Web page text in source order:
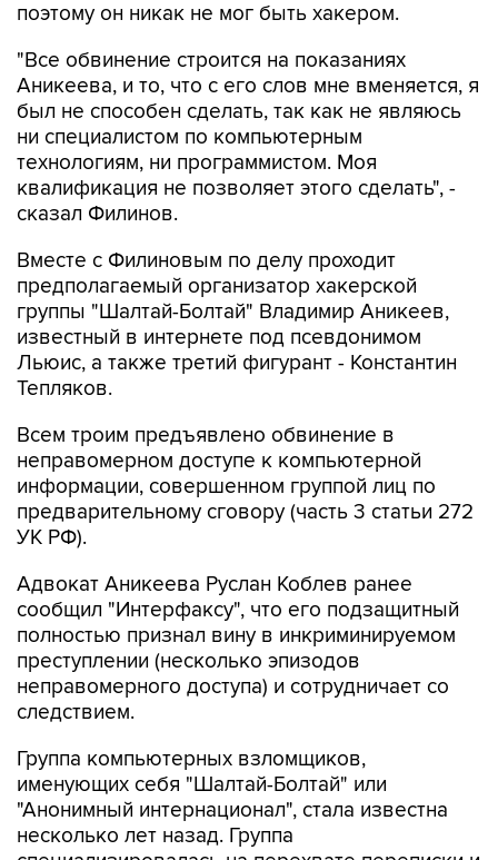
"Все обвинение строится на показаниях
был не способен сделать, так как не являюсь
ни специалистом по компьютерным
технологиям, ни программистом. Моя
квалификация не позволяет этого сделать", -
сказал Филинов.
Вместе с Филиновым по делу проходит
группы "Шалтай-Болтай" Владимир Аникеев,
известный в интернете под псевдонимом
Льюис, а также третий фигурант - Константин
Тепляков.
Всем троим предъявлено обвинение в
информации, совершенном группой лиц по
предварительному сговору (часть 3 статьи 272
УК РФ).
Адвокат Аникеева Руслан Коблев ранее
полностью признал вину в инкриминируемом
преступлении (несколько эпизодов
неправомерного доступа) и сотрудничает со
следствием.
Группа компьютерных взломщиков,
"Анонимный интернационал", стала известна
несколько лет назад. Группа
специализировалась на перехвате переписки и
взломе аккаунтов высокопоставленных